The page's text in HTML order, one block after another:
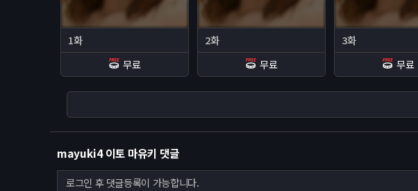
1화
무료
2화
무료
3화
무료
mayuki4 이토 마유키 댓글
로그인 후 댓글등록이 가능합니다.